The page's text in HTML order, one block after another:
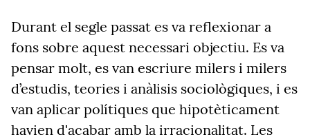
Durant el segle passat es va reflexionar a
fons sobre aquest necessari objectiu. Es va
pensar molt, es van escriure milers i milers
d’estudis, teories i anàlisis sociològiques, i es
van aplicar polítiques que hipotèticament
havien d'acabar amb la irracionalitat. Les